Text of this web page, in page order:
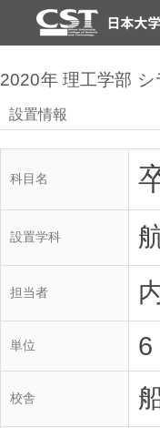
2020年 理工学部
設置情報
科目名
設置学科
担当者
単位 6
校舎